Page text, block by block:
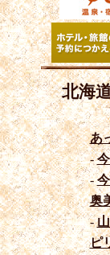
北海
あ
-
-
奥
-
ピ